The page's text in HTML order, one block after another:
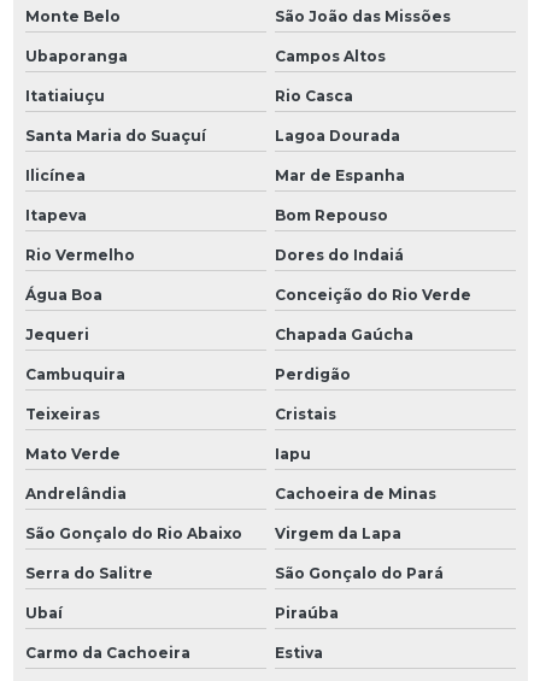
Monte Belo São João das Missões
Ubaporanga Campos Altos
Itatiaiuçu Rio Casca
Santa Maria do Suaçuí Lagoa Dourada
Ilicínea Mar de Espanha
Itapeva Bom Repouso
Rio Vermelho Dores do Indaiá
Água Boa Conceição do Rio Verde
Jequeri Chapada Gaúcha
Cambuquira Perdigão
Teixeiras Cristais
Mato Verde Iapu
Andrelândia Cachoeira de Minas
São Gonçalo do Rio Abaixo Virgem da Lapa
Serra do Salitre São Gonçalo do Pará
Ubaí Piraúba
Carmo da Cachoeira Estiva